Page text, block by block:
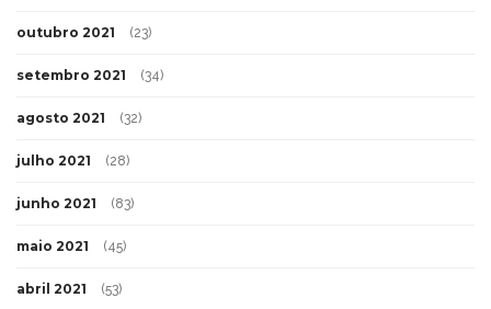
outubro 2021 (23)
setembro 2021 (34)
agosto 2021 (32)
julho 2021 (28)
junho 2021 (83)
maio 2021 (45)
abril 2021 (53)